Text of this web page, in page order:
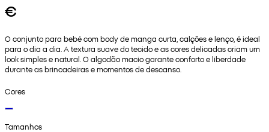
€
O conjunto para bebé com body de manga curta, calções e lenço, é ideal
para o dia a dia. A textura suave do tecido e as cores delicadas criam um
look simples e natural. O algodão macio garante conforto e liberdade
durante as brincadeiras e momentos de descanso.
Cores
Tamanhos